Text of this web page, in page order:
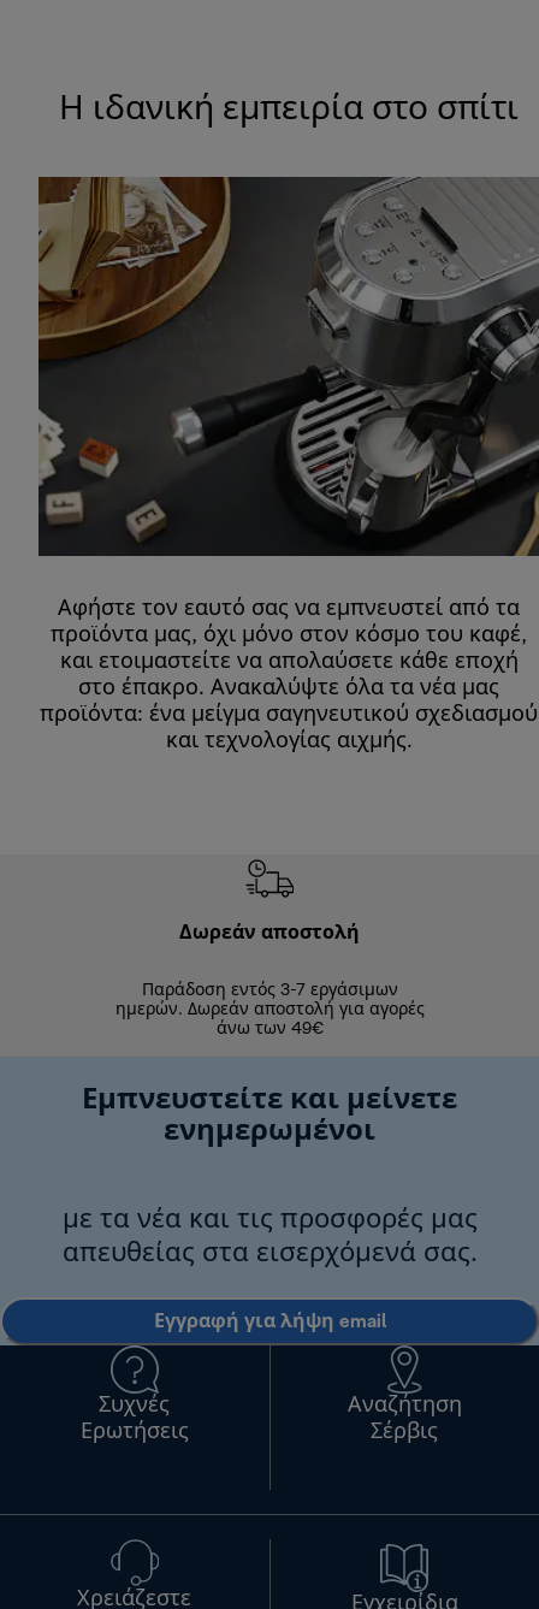
Η ιδανική εμπειρία στο σπίτι
Αφήστε τον εαυτό σας να εμπνευστεί από τα
προϊόντα μας, όχι μόνο στον κόσμο του καφέ,
και ετοιμαστείτε να απολαύσετε κάθε εποχή
στο έπακρο. Ανακαλύψτε όλα τα νέα μας
προϊόντα: ένα μείγμα σαγηνευτικού σχεδιασμού
και τεχνολογίας αιχμής.
Δωρεάν αποστολή
Παράδοση εντός 3-7 εργάσιμων
ημερών. Δωρεάν αποστολή για αγορές
άνω των 49€
Εμπνευστείτε και μείνετε
ενημερωμένοι
με τα νέα και τις προσφορές μας
απευθείας στα εισερχόμενά σας.
Εγγραφή για λήψη email
Συχνές
Ερωτήσεις
Αναζήτηση
Σέρβις
Χρειάζεστε Εγχειρίδια